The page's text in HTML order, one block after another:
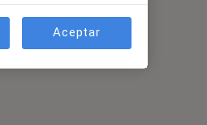
Aceptar